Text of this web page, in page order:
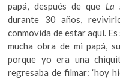
papá, después de que La
durante 30 años,
conmovida de estar aquí.
mucha obra de mi papá,
porque yo era una
regresaba de filmar: ‘hoy